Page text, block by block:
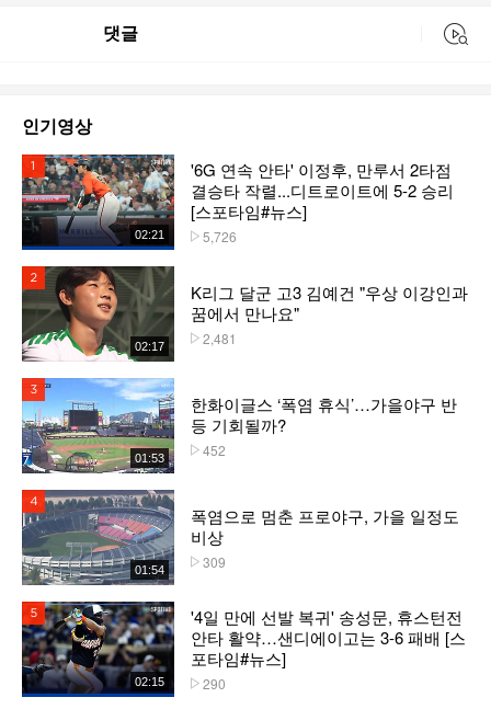
댓글
인기영상
02:21
'6G 연속 안타' 이정후, 만루서 2타점
결승타 작렬...디트로이트에 5-2 승리
[스포타임#뉴스]
5,726
02:17
K리그 달군 고3 김예건 "우상 이강인과
꿈에서 만나요"
2,481
01:53
한화이글스 ‘폭염 휴식’…가을야구 반
등 기회될까?
452
01:54
폭염으로 멈춘 프로야구, 가을 일정도
비상
309
02:15
'4일 만에 선발 복귀' 송성문, 휴스턴전
안타 활약…샌디에이고는 3-6 패배 [스
포타임#뉴스]
290